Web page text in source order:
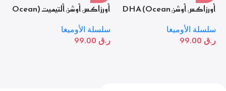
أورزاكس أوشن DHA (Ocean
النقاء
سلسلة الأوميغا
ر.ق
أورزاكس أوشن ألتيميت (Ocean
التركيز
سلسلة الأوميغا
ر.ق